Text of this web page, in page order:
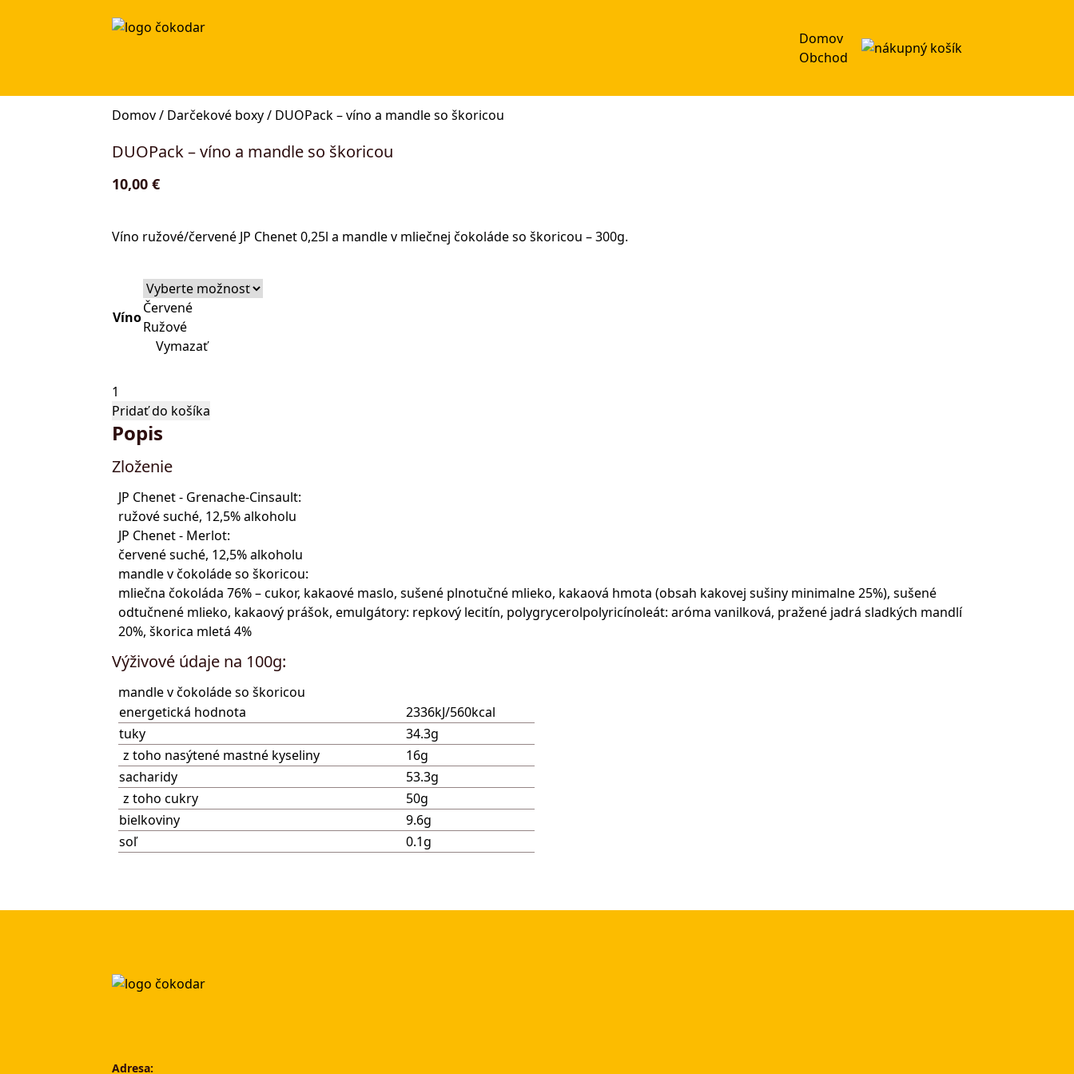
Domov
Obchod
Domov/ Darčekové boxy/ DUOPack – víno a mandle so škoricou
DUOPack – víno a mandle so škoricou
10,00 €
Víno ružové/červené JP Chenet 0,25l a mandle v mliečnej čokoláde so škoricou – 300g.
Víno
Červené
Ružové
Vymazať
množstvo
DUOPack
-
a
so
škoricou
Pridať do košíka
Popis
Zloženie
JP Chenet - Grenache-Cinsault:
ružové suché, 12,5% alkoholu
JP Chenet - Merlot:
červené suché, 12,5% alkoholu
mandle v čokoláde so škoricou:
mliečna čokoláda 76% – cukor, kakaové maslo, sušené plnotučné mlieko, kakaová hmota (obsah kakovej sušiny minimalne 25%), sušené
odtučnené mlieko, kakaový prášok, emulgátory: repkový lecitín, polygrycerolpolyricínoleát: aróma vanilková, pražené jadrá sladkých mandlí
20%, škorica mletá 4%
Výživové údaje na 100g:
mandle v čokoláde so škoricou
energetická hodnota
2336kJ/560kcal
tuky
34.3g
z toho nasýtené mastné kyseliny
16g
sacharidy
53.3g
z toho cukry
50g
bielkoviny
9.6g
soľ
0.1g
Adresa: